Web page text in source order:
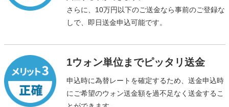
さらに、10万円以下のご送金なら事前のご登録な
しで、即日送金申込可能です。
1ウォン単位までピッタリ送金
申込時に為替レートを確定するため、送金申込時
にご希望のウォン送金額を過不足なく送金するこ